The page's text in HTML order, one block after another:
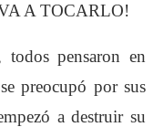
A TOCARLO!
pensaron en
preocupó por sus
a destruir su